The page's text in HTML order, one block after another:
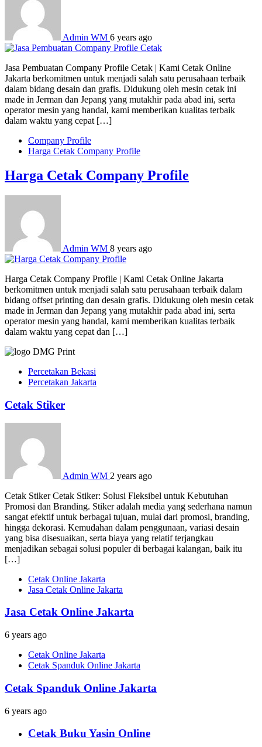
Admin WM 6 years ago
Jasa Pembuatan Company Profile Cetak | Kami Cetak Online
Jakarta berkomitmen untuk menjadi salah satu perusahaan terbaik
dalam bidang desain dan grafis. Didukung oleh mesin cetak ini
made in Jerman dan Jepang yang mutakhir pada abad ini, serta
operator mesin yang handal, kami memberikan kualitas terbaik
dalam waktu yang cepat […]
Company Profile
Harga Cetak Company Profile
Harga Cetak Company Profile
Admin WM 8 years ago
Harga Cetak Company Profile | Kami Cetak Online Jakarta
berkomitmen untuk menjadi salah satu perusahaan terbaik dalam
bidang offset printing dan desain grafis. Didukung oleh mesin cetak
made in Jerman dan Jepang yang mutakhir pada abad ini, serta
operator mesin yang handal, kami memberikan kualitas terbaik
dalam waktu yang cepat dan […]
Percetakan Bekasi
Percetakan Jakarta
Cetak Stiker
Admin WM 2 years ago
Cetak Stiker Cetak Stiker: Solusi Fleksibel untuk Kebutuhan
Promosi dan Branding. Stiker adalah media yang sederhana namun
sangat efektif untuk berbagai tujuan, mulai dari promosi, branding,
hingga dekorasi. Kemudahan dalam penggunaan, variasi desain
yang bisa disesuaikan, serta biaya yang relatif terjangkau
menjadikan sebagai solusi populer di berbagai kalangan, baik itu
[…]
Cetak Online Jakarta
Jasa Cetak Online Jakarta
Jasa Cetak Online Jakarta
6 years ago
Cetak Online Jakarta
Cetak Spanduk Online Jakarta
Cetak Spanduk Online Jakarta
6 years ago
Cetak Buku Yasin Online